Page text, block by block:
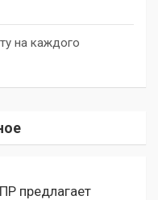
на каждого
предлагает